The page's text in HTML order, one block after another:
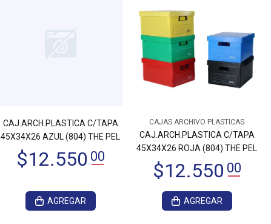
CAJ.ARCH.PLASTICA C/TAPA
45X34X26 AZUL (804) THE PEL
AGREGAR
CAJAS ARCHIVO PLASTICAS
CAJ.ARCH.PLASTICA C/TAPA
45X34X26 ROJA (804) THE PEL
AGREGAR